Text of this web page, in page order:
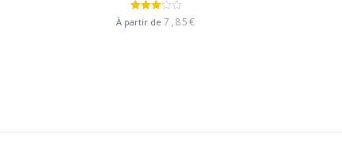
Note
3.00
À partir de7,85€